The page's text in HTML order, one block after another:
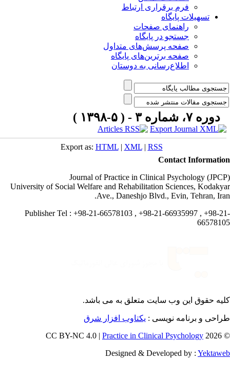
فرم برقراری ارتباط
تسهیلات پایگاه
راهنمای صفحات
جستجو در پایگاه
صفحه پرسش‌های متداول
صفحه برترین‌های پایگاه
اطلاع‌رسانی به دوستان
دوره ۷، شماره ۳ - ( ۵-۱۳۹۸ )
Export as:HTML |XML|RSS
Contact
Journal of Practice in Clinical Psychology
University of Social Welfare and Rehabilitation Sciences,
Ave., Daneshjo Blvd., Evin, Tehran,
Publisher Tel : +98-21-66578103 , +98-21-66935997 , +98-
حقوق این وب سایت متعلق بهمی باشد.
و برنامه نویسی : یکتاوب افزار شرق
©
Practice in Clinical Psychology
Designed & Developed by :